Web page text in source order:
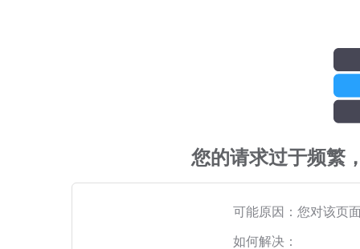
您的请求过于频繁
可能原因：您对该页
如何解决：